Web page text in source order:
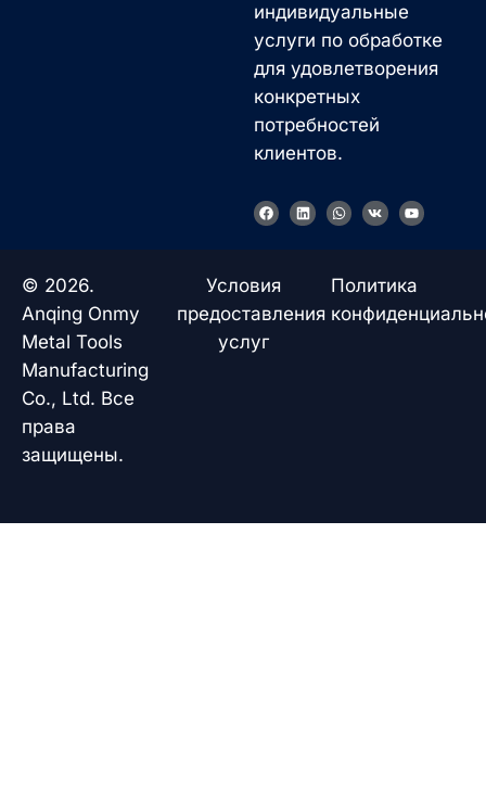
индивидуальные
услуги по обработке
для удовлетворения
конкретных
потребностей
клиентов.
F
a
o
L
i
W
h
a
p
V
k
Y
o
e
© 2026.
Anqing Onmy
Metal Tools
Manufacturing
Co., Ltd. Все
права
защищены.
Условия
предоставления
услуг
Политика